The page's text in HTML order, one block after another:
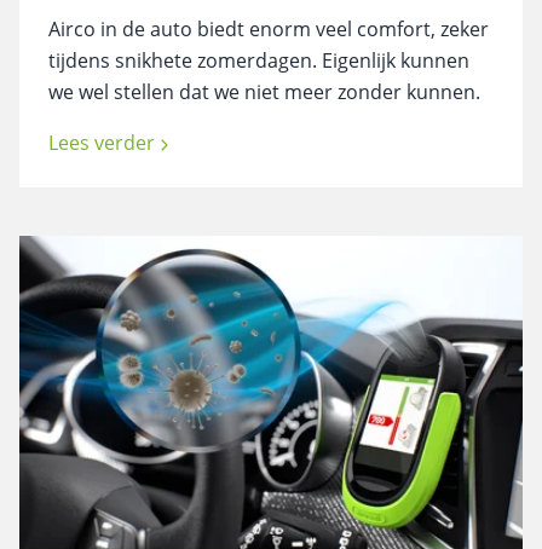
Airco in de auto biedt enorm veel comfort, zeker
tijdens snikhete zomerdagen. Eigenlijk kunnen
we wel stellen dat we niet meer zonder kunnen.
Lees verder